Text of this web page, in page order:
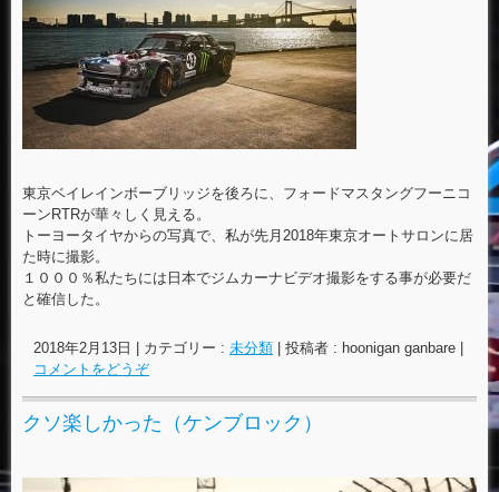
東京ベイレインボーブリッジを後ろに、フォードマスタングフーニコ
ーンRTRが華々しく見える。
トーヨータイヤからの写真で、私が先月2018年東京オートサロンに居
た時に撮影。
１０００％私たちには日本でジムカーナビデオ撮影をする事が必要だ
と確信した。
2018年2月13日 カテゴリー : 未分類 投稿者 : hoonigan ganbare
コメントをどうぞ
クソ楽しかった（ケンブロック）